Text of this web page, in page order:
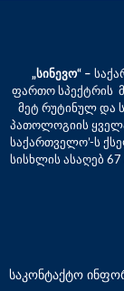
„სინევო“ –
ფართო სპექტრის
მეტ რუტინულ და
პათოლოგიის
საქართველო’-ს
სისხლის ასაღებ
საკონტაქტო